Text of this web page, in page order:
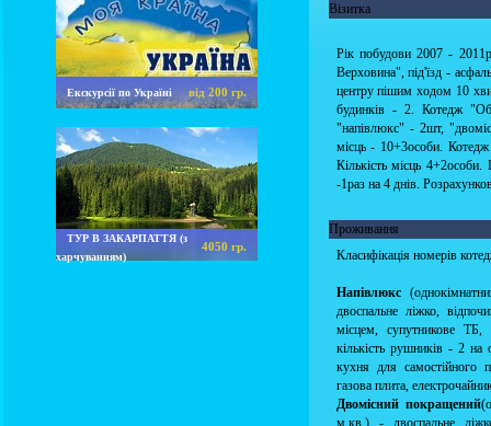
Екскурсії по Україні від 200 гр.
ТУР В ЗАКАРПАТТЯ (з
харчуванням)
4050 гр.
Візитка
Рік побудови 2007 -
Верховина", під'їзд -
центру пішим ходом 10
будинків - 2. Котедж
"напівлюкс" - 2шт,
місць - 10+3особи.
Кількість місць 4+2особи.
-1раз на 4 днів.
Проживання
Класифікація номерів
Напівлюкс
двоспальне ліжко,
місцем, супутникове ТБ,
кількість рушників - 2
кухня для самостійного
газова плита,
Двомісний покращений
м.кв.) - двоспальне